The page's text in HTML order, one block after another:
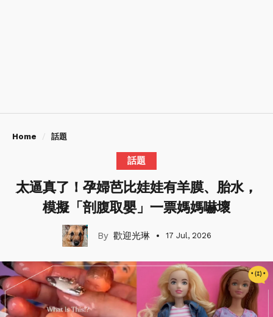
Home 話題
話題
太逼真了！孕婦芭比娃娃有羊膜、胎水，
模擬「剖腹取嬰」一票媽媽嚇壞
歡迎光琳 17 Jul, 2026